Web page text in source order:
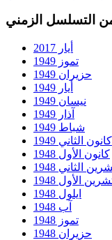
التسلسل الزمني
أيار 2017
تموز 1949
حزيران 1949
أيار 1949
نيسان 1949
آذار 1949
شباط 1949
كانون الثاني 1949
كانون الأول 1948
الثاني 1948
الأول 1948
ايلول 1948
آب 1948
تموز 1948
حزيران 1948